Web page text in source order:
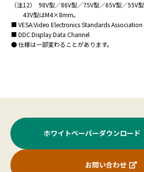
値）
視野
角
速度
HDM
2系
（注12）
98V型／86V型／75V型／65V型／55V
43V型はM4×8mm。
■ VESA:Video Electronics Standards Association
■ DDC:Display Data Channel
● 仕様は一部変わることがあります。
ホワイトペーパーダウンロード
お問い合わせ